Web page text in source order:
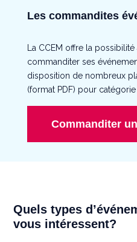
Les commandites
La CCEM offre la
commanditer ses
disposition de nombreux
(format PDF) pour catégorie
Commanditer
Quels types
vous intéressent?